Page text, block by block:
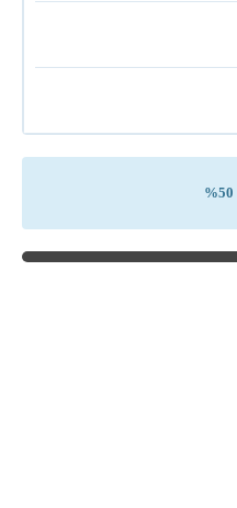
50%